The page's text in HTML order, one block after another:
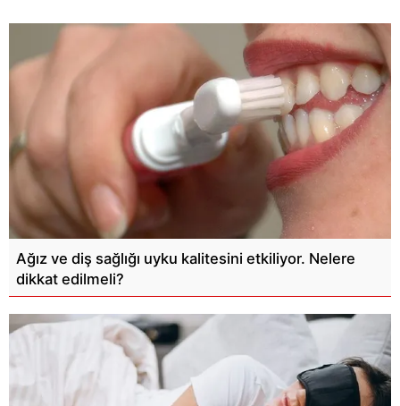
Ağız ve diş sağlığı uyku kalitesini etkiliyor. Nelere
dikkat edilmeli?